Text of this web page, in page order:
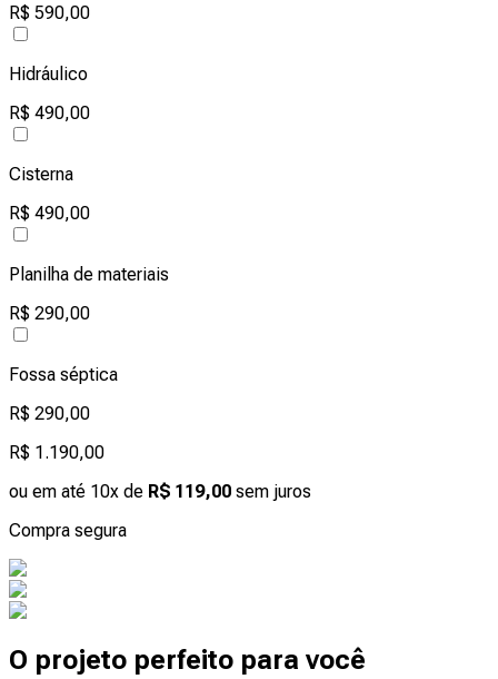
R$ 590,00
Hidráulico
R$ 490,00
Cisterna
R$ 490,00
Planilha de materiais
R$ 290,00
Fossa séptica
R$ 290,00
R$ 1.190,00
ou em até 10x de R$ 119,00 sem juros
Compra segura
O projeto perfeito para você